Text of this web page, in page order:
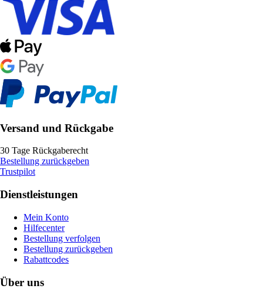
Versand und Rückgabe
30 Tage Rückgaberecht
Bestellung zurückgeben
Trustpilot
Dienstleistungen
Mein Konto
Hilfecenter
Bestellung verfolgen
Bestellung zurückgeben
Rabattcodes
Über uns